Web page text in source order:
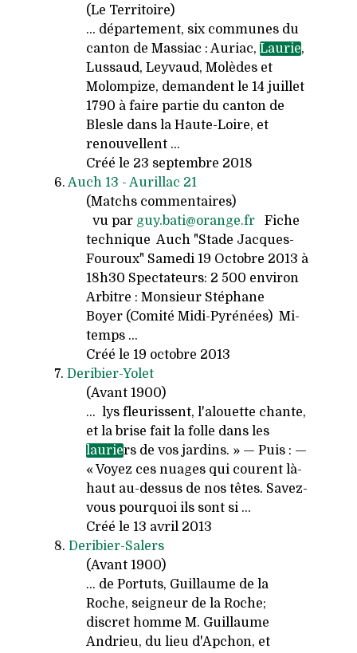
(Le Territoire)
... département, six communes du
canton de Massiac : Auriac, Laurie,
Lussaud, Leyvaud, Molèdes et
Molompize, demandent le 14 juillet
1790 à faire partie du canton de
Blesle dans la Haute-Loire, et
renouvellent ...
Créé le 23 septembre 2018
6. Auch 13 - Aurillac 21
(Matchs commentaires)
vu par guy.bati@orange.fr Fiche
technique Auch "Stade Jacques-
Fouroux" Samedi 19 Octobre 2013 à
18h30 Spectateurs: 2 500 environ
Arbitre : Monsieur Stéphane
Boyer (Comité Midi-Pyrénées) Mi-
temps ...
Créé le 19 octobre 2013
7. Deribier-Yolet
(Avant 1900)
... lys fleurissent, l'alouette chante,
et la brise fait la folle dans les
lauriers de vos jardins. » — Puis : —
« Voyez ces nuages qui courent là-
haut au-dessus de nos têtes. Savez-
vous pourquoi ils sont si ...
Créé le 13 avril 2013
8. Deribier-Salers
(Avant 1900)
... de Portuts, Guillaume de la
Roche, seigneur de la Roche;
discret homme M. Guillaume
Andrieu, du lieu d'Apchon, et